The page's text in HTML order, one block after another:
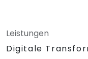
Leistungen
Digitale